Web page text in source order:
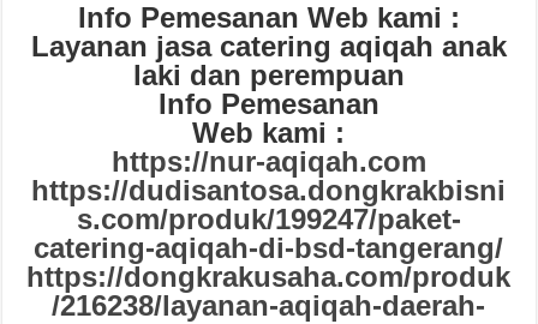
Info Pemesanan Web kami :
Layanan jasa catering aqiqah anak
laki dan perempuan
Info Pemesanan
Web kami :
https://nur-aqiqah.com
https://dudisantosa.dongkrakbisni
s.com/produk/199247/paket-
catering-aqiqah-di-bsd-tangerang/
https://dongkrakusaha.com/produk
/216238/layanan-aqiqah-daerah-